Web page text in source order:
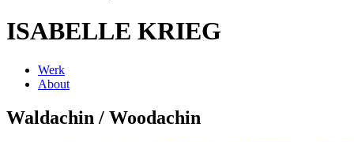
ISABELLE KRIEG
Werk
About
Waldachin / Woodachin